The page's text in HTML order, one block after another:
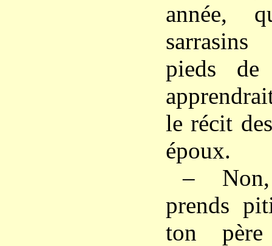
année,
pieds
le récit
époux.
–
prends
ton